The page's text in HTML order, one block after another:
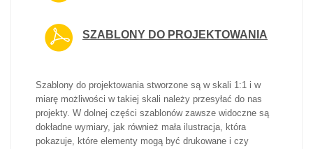
SZABLONY DO PROJEKTOWANIA
Szablony do projektowania stworzone są w skali 1:1 i w
miarę możliwości w takiej skali należy przesyłać do nas
projekty. W dolnej części szablonów zawsze widoczne są
dokładne wymiary, jak również mała ilustracja, która
pokazuje, które elementy mogą być drukowane i czy